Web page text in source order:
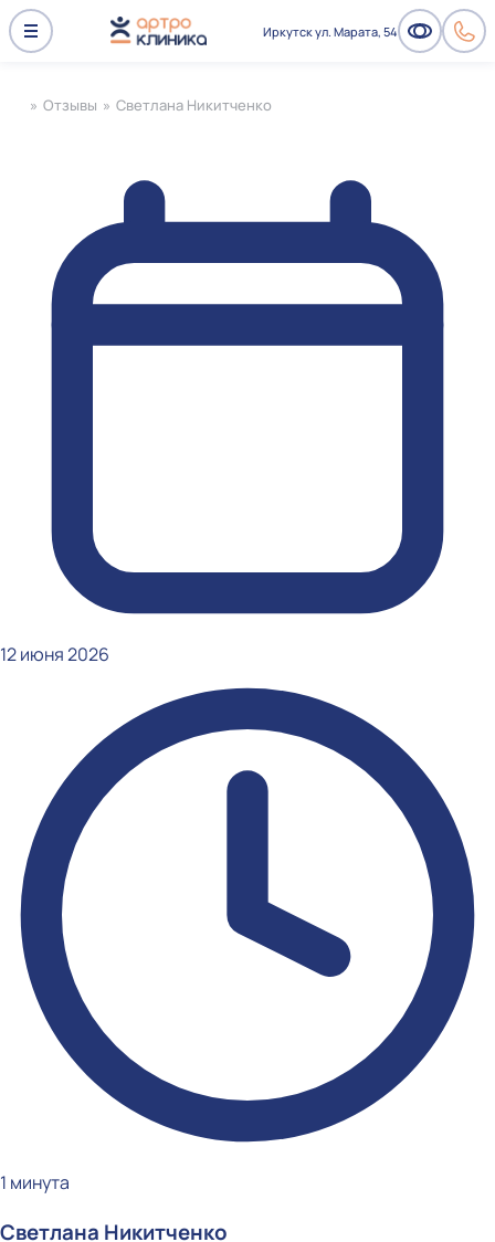
Иркутск ул. Марата, 54
» Отзывы » Светлана Никитченко
12 июня 2026
1 минута
Светлана Никитченко